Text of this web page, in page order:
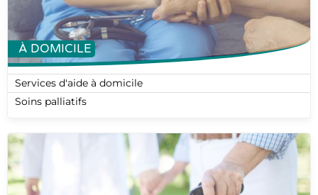
À DOMICILE
Services d'aide à domicile
Soins palliatifs